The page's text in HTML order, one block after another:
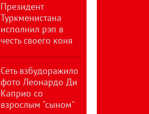
Президент
Туркменистана
исполнил рэп в
честь своего коня
Сеть взбудоражило
фото Леонардо Ди
Каприо со
взрослым "сыном"